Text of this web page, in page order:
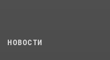
НОВОСТИ